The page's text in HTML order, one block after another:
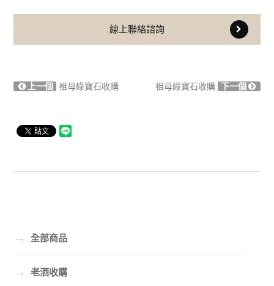
線上聯絡諮詢
上一個 祖母綠寶石收購 祖母綠寶石收購 下一個
→ 全部商品
→ 老酒收購